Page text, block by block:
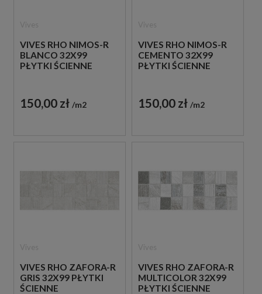
VIVES RHO NIMOS-R
BLANCO 32X99
PŁYTKI ŚCIENNE
150,00 zł m2
VIVES RHO NIMOS-R
CEMENTO 32X99
PŁYTKI ŚCIENNE
150,00 zł m2
VIVES RHO ZAFORA-R
GRIS 32X99 PŁYTKI
ŚCIENNE
VIVES RHO ZAFORA-R
MULTICOLOR 32X99
PŁYTKI ŚCIENNE